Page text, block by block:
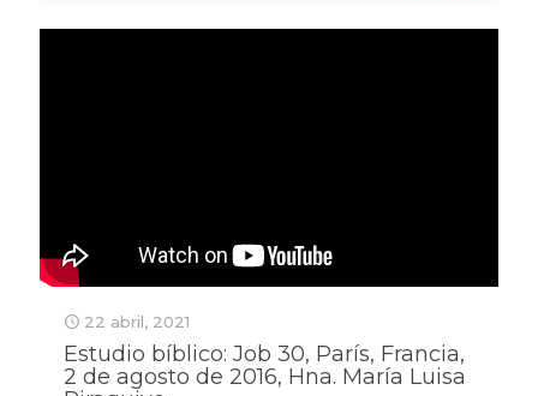
22 abril, 2021
Estudio bíblico: Job 30, París, Francia,
2 de agosto de 2016, Hna. María Luisa